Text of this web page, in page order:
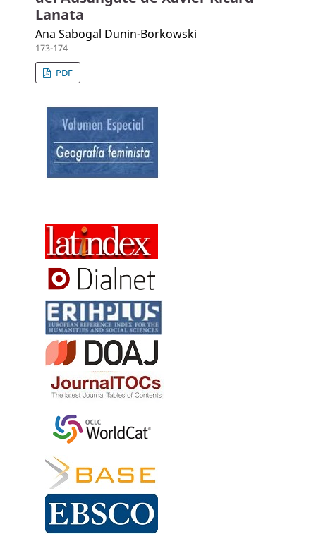
Lanata
Ana Sabogal Dunin-Borkowski
173-174
PDF